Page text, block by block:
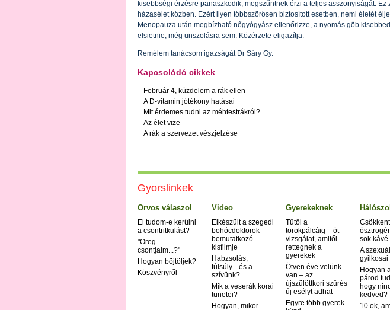
kisebbségi érzésre panaszkodik, megszűntnek érzi a teljes asszonyiságát. Ez
házasélet közben. Ezért ilyen többszörösen biztosított esetben, nemi életét
Menopauza után megbízható nőgyógyász ellenőrizze, a nyomás göb
elsietnie, még unszolásra sem. Közérzete eligazítja.
Remélem tanácsom igazságát Dr Sáry Gy.
Kapcsolódó cikkek
Február 4, küzdelem a rák ellen
A D-vitamin jótékony hatásai
Mit érdemes tudni az méhtestrákról?
Az élet vize
A rák a szervezet vészjelzése
Gyorslinkek
Orvos válaszol
El tudom-e kerülni
a csontritkulást?
"Öreg
csontjaim...?"
Hogyan böjtöljek?
Köszvényről
Video
Elkészült a szegedi
bohócdoktorok
bemutatkozó
kisfilmje
Habzsolás,
túlsúly... és a
szívünk?
Mik a veserák korai
tünetei?
Hogyan, mikor
Gyerekeknek
Tűtől a
torokpálcáig – öt
vizsgálat, amitől
rettegnek a
gyerekek
Ötven éve velünk
van – az
újszülöttkori szűrés
új esélyt adhat
Egyre több gyerek
sok kávé
A
gyilkosai
Hogyan
párod
hogy
kedved?
10 ok,